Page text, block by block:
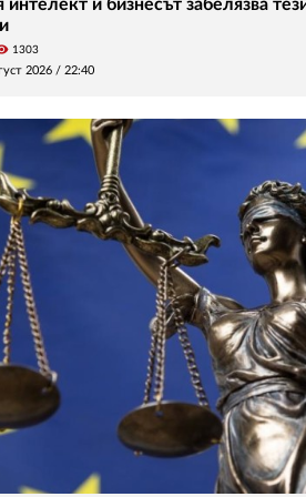
интелект и бизнесът забелязва
1303
2026 / 22:40